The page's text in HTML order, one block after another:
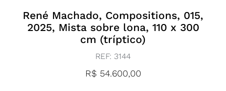
René Machado, Compositions, 015,
2025, Mista sobre lona, 110 x 300
cm (tríptico)
REF: 3144
R$ 54.600,00